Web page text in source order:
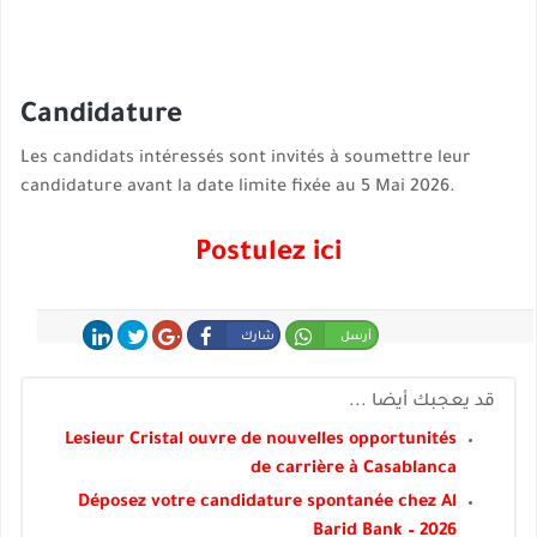
Candidature
Les candidats intéressés sont invités à soumettre leur
candidature avant la date limite fixée au 5 Mai 2026.
Postulez ici
شارك أرسل
قد يعجبك أيضا ...
Lesieur Cristal ouvre de nouvelles opportunités
de carrière à Casablanca
Déposez votre candidature spontanée chez Al
Barid Bank – 2026